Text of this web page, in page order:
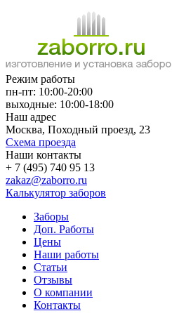
Режим работы
пн-пт: 10:00-20:00
выходные: 10:00-18:00
Наш адрес
Москва, Походный проезд, 23
Схема проезда
Наши контакты
+ 7 (495) 740 95 13
zakaz@zaborro.ru
Калькулятор заборов
Заборы
Доп. Работы
Цены
Наши работы
Статьи
Отзывы
О компании
Контакты